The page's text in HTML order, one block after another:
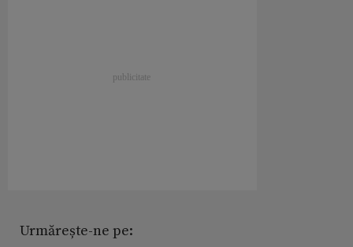
Urmărește-ne pe: